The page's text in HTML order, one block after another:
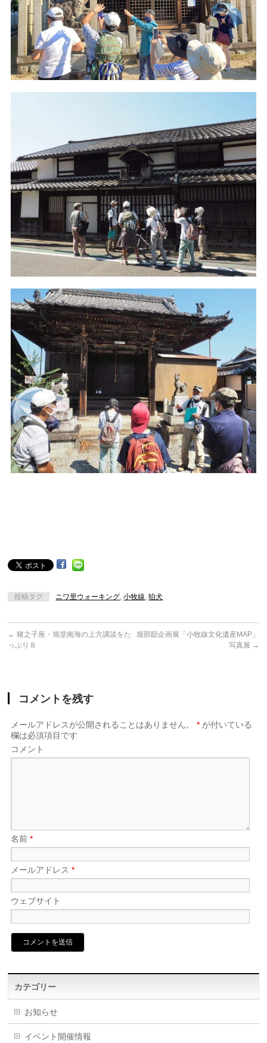
投稿タグ ニワ里ウォーキング ,小牧線 ,狛犬
← 猪之子座・旭堂南海の上方講談をた
っぷり８
堀部邸企画展「小牧線文化遺産MAP」
写真展 →
コメントを残す
メールアドレスが公開されることはありません。 * が付いている
欄は必須項目です
コメント
名前*
メールアドレス*
ウェブサイト
カテゴリー
お知らせ
イベント開催情報